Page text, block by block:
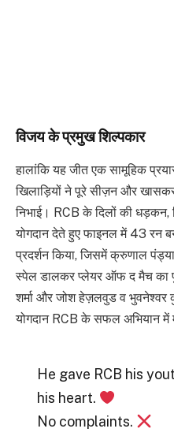
विजय के प्रमुख शिल्पकार
हालांकि यह जीत एक सामूहिक
खिलाड़ियों ने पूरे सीज़न और
निभाई। RCB के दिलों की धड़कन,
योगदान देते हुए फाइनल में 43 रन
प्रदर्शन किया, जिसमें क्रुणाल
स्पेल डालकर प्लेयर ऑफ द मैच का
शर्मा और जोश हेज़लवुड व भुवनेश्वर
योगदान RCB के सफल अभियान में
He gave RCB his
his heart.
No complaints.